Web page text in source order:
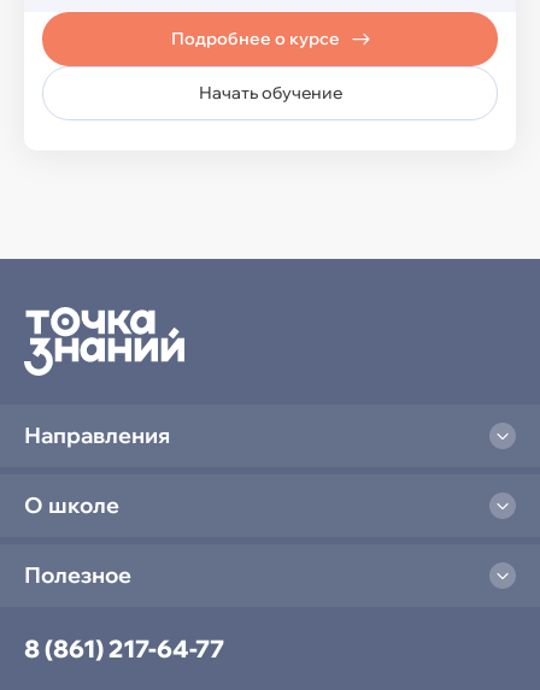
Ораторское искусство
Перечневые олимпиады
Развитие речи
Колледж
Разработка ПО
Юриспруденция
Тест-драйв колледжа
Начать обучение
Подробнее о курсе
Направления
О школе
Полезное
8 (861) 217-64-77